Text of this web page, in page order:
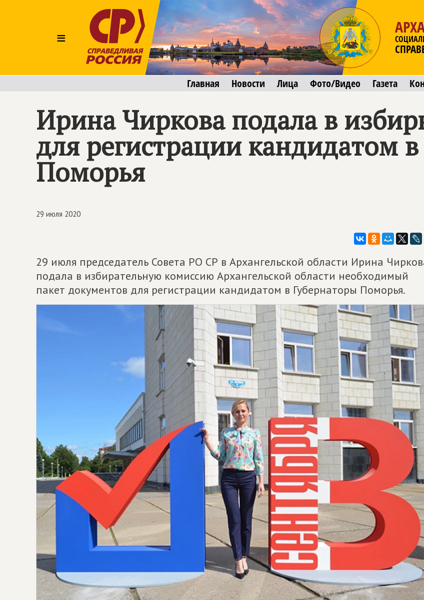
≡
Главная Новости Лица Фото/Видео Газета
Ирина Чиркова подала в
для регистрации кандидатом
Поморья
29 июля 2020
29 июля председатель Совета РО СР в Архангельской области Ирина
подала в избирательную комиссию Архангельской области необходимый
пакет документов для регистрации кандидатом в Губернаторы Поморья.